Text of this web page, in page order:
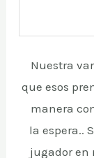
Nuestra
que esos
manera
la espera..
jugador en